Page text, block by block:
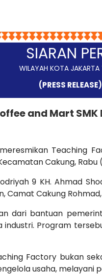
SIARAN
WILAYAH KOTA JAKARTA
(PRESS RELEASE)
and Mart
Teaching
Cakung,
9 KH. Ahmad
Camat Cakung
dari bantuan
Program
Factory bukan
usaha, melayani